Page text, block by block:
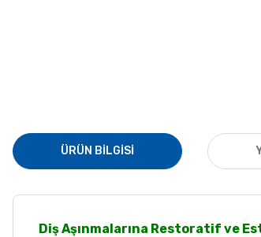
ÜRÜN BILGISI
Diş Aşınmalarına Restoratif ve